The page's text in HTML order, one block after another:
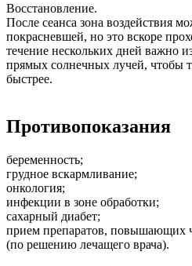
Восстановление.
После сеанса зона воздействия
покрасневшей, но это вскоре
течение нескольких дней важно
прямых солнечных лучей, чтобы
быстрее.
Противопоказания
беременность;
грудное вскармливание;
онкология;
инфекции в зоне обработки;
сахарный диабет;
прием препаратов, повышающих
(по решению лечащего врача).